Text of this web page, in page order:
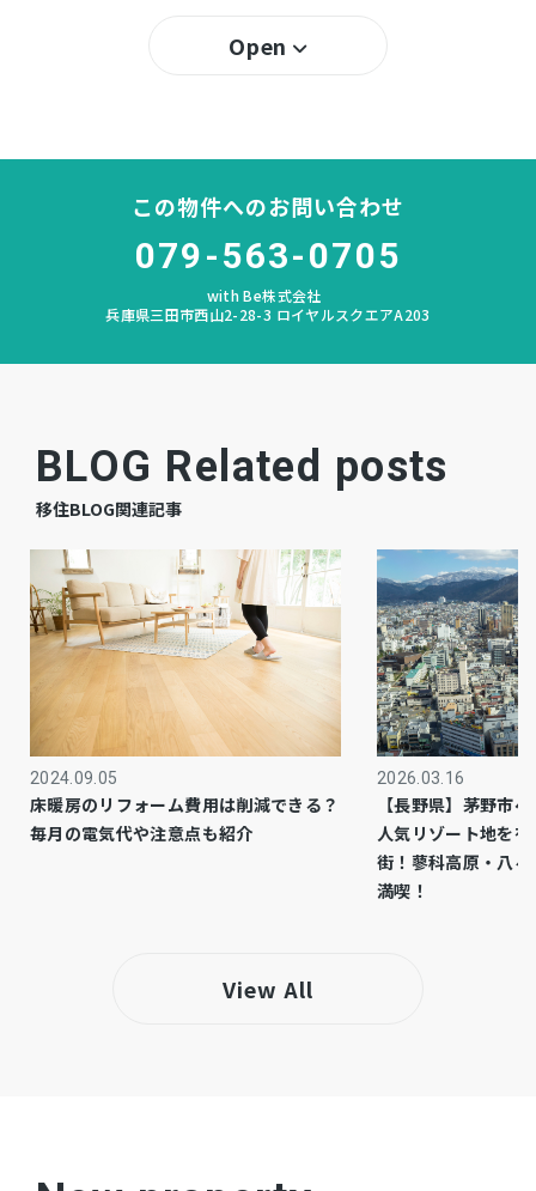
構造および階数RC(鉄筋コンクリート) 地上10階建
あかしあ台
現況 空
駐車場 空有
駐車場月額 12,000円
管理形態 全部委託
施工会社
管理費 7,000円
Open
この物件へのお問い合わせ
079-563-0705
with Be株式会社
兵庫県三田市西山2-28-3 ロイヤルスクエアA203
BLOG Related posts
移住BLOG関連記事
2024.09.05
床暖房のリフォーム費用は削減できる？
毎月の電気代や注意点も紹介
2026.03.16
【長野県】茅野市
人気リゾート地を
街！蓼科高原・八
満喫！
View All